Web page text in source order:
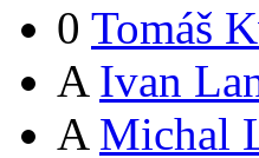
0 Tomáš
A Ivan
A Michal